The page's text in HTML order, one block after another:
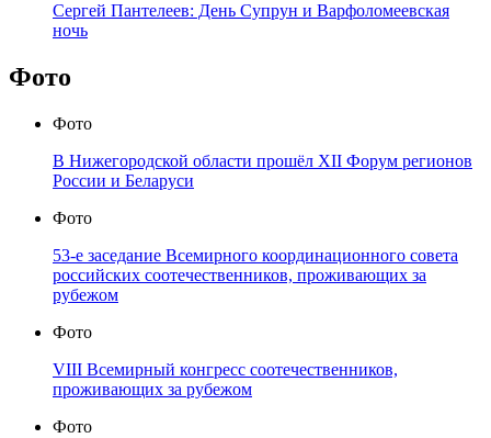
Сергей Пантелеев: День Супрун и Варфоломеевская
ночь
Фото
Фото
В Нижегородской области прошёл XII Форум регионов
России и Беларуси
Фото
53-е заседание Всемирного координационного совета
российских соотечественников, проживающих за
рубежом
Фото
VIII Всемирный конгресс соотечественников,
проживающих за рубежом
Фото